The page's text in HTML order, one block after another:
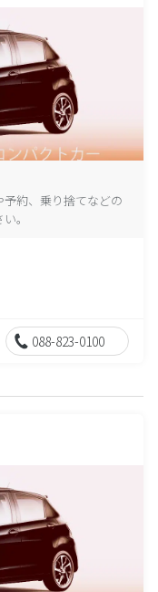
約、乗り捨てなどの
。
088-823-0100